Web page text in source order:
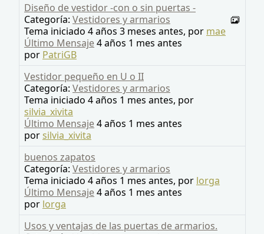
Diseño de vestidor -con o sin puertas -
Categoría: Vestidores y armarios
Tema iniciado 4 años 3 meses antes, por mae
Último Mensaje4 años 1 mes antes
por PatriGB
Vestidor pequeño en U o II
Categoría: Vestidores y armarios
Tema iniciado 4 años 1 mes antes, por
silvia_xivita
Último Mensaje4 años 1 mes antes
porsilvia_xivita
buenos zapatos
Categoría: Vestidores y armarios
Tema iniciado 4 años 1 mes antes, por lorga
Último Mensaje4 años 1 mes antes
por lorga
Usos y ventajas de las puertas de armarios.